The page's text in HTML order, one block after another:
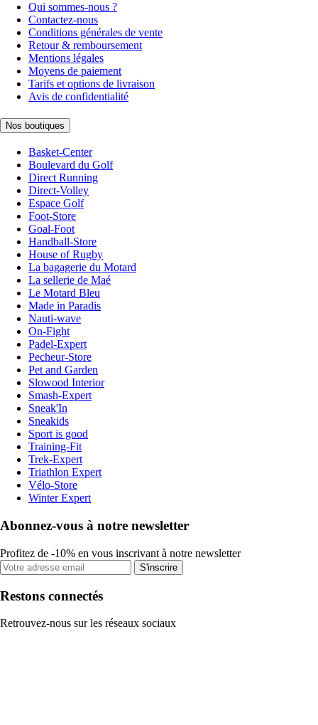
Qui sommes-nous ?
Contactez-nous
Conditions générales de vente
Retour & remboursement
Mentions légales
Moyens de paiement
Tarifs et options de livraison
Avis de confidentialité
Nos boutiques
Basket-Center
Boulevard du Golf
Direct Running
Direct-Volley
Espace Golf
Foot-Store
Goal-Foot
Handball-Store
House of Rugby
La bagagerie du Motard
La sellerie de Maé
Le Motard Bleu
Made in Paradis
Nauti-wave
On-Fight
Padel-Expert
Pecheur-Store
Pet and Garden
Slowood Interior
Smash-Expert
Sneak'In
Sneakids
Sport is good
Training-Fit
Trek-Expert
Triathlon Expert
Vélo-Store
Winter Expert
Abonnez-vous à notre newsletter
Profitez de -10% en vous inscrivant à notre newsletter
S'inscrire
Restons connectés
Retrouvez-nous sur les réseaux sociaux